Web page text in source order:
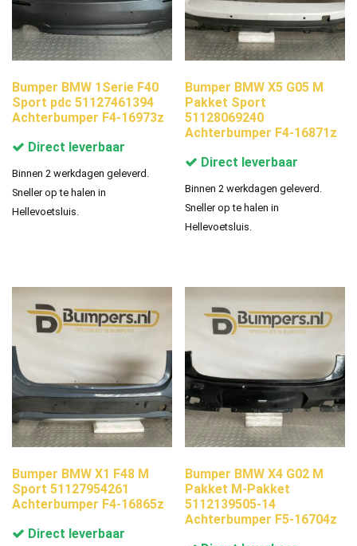
Bumper BMW 1Serie F40
Sport pdc 51127461394
Achterbumper F4-16973z
Direct leverbaar
Binnen 2 werkdagen geleverd.
Sneller op te halen in
Hellevoetsluis.
Bumper BMW X5 G05 M
Pakket Sport
51128069240
Achterbumper F4-16871z
Direct leverbaar
Binnen 2 werkdagen geleverd.
Sneller op te halen in
Hellevoetsluis.
Bumper BMW X1 F48 M
Sport 51127954261
Achterbumper F4-16865z
Direct leverbaar
Bumper BMW X4 G02 M
Pakket M-Pakket
5112139505-14
Achterbumper F5-16704z